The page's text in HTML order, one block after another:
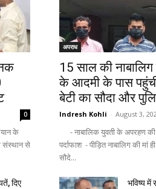
0
के
संस्थान से
अपराध
15 साल की
के आदमी के पास
बेटी का सौदा और
Indresh Kohli - August 3,
- नाबालिक युवती के अपरहण
पर्दाफाश - पीड़ित नाबालिग की
सौदे...
दिए
भविष्य